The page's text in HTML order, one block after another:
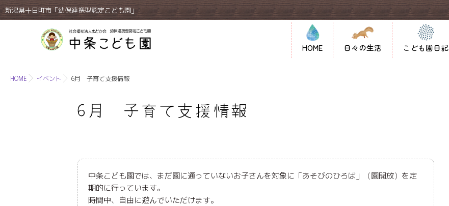
新潟県十日町市「幼保連携型認定こども園」
HOME 日々の生活 こども園日記
HOME イベント 6月 子育て支援情報
6月 子育て支援情報
中条こども園では、まだ園に通っていないお子さんを対象に「あそびのひろば」（園開放）を定
期的に行っています。
時間中、自由に遊んでいただけます。